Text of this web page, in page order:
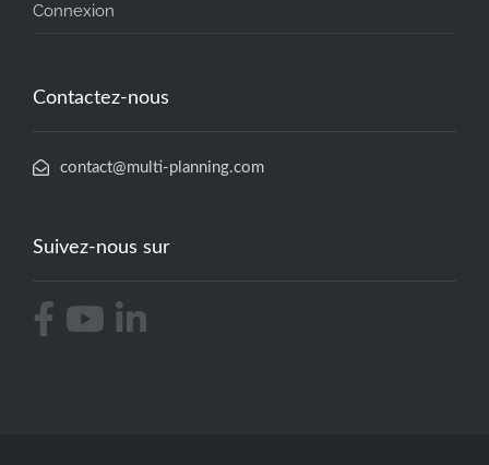
Connexion
Contactez-nous
contact@multi-planning.com
Suivez-nous sur